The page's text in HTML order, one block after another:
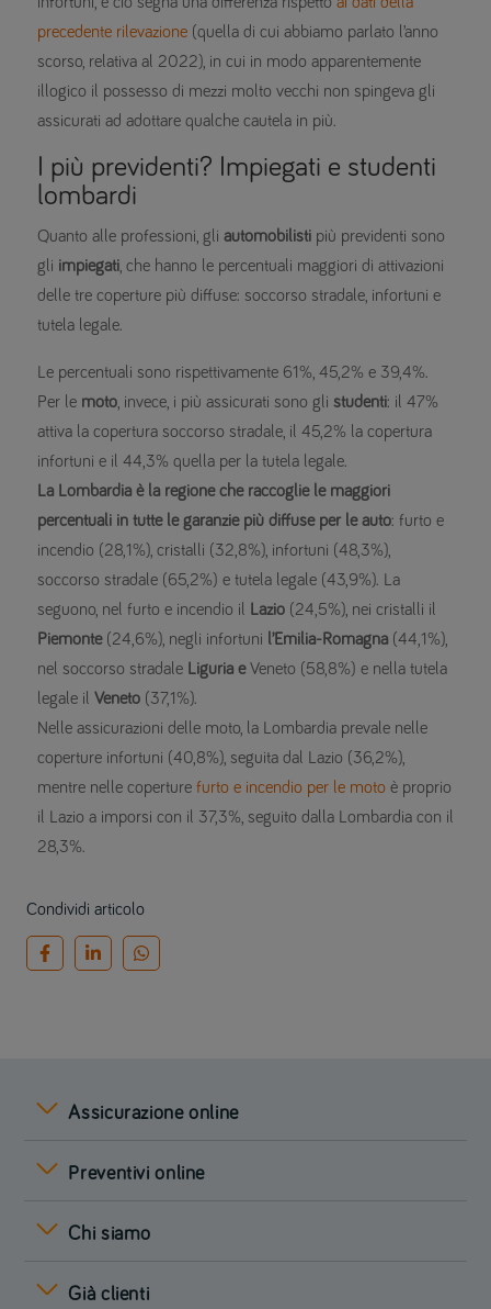
precedente rilevazione (quella di cui abbiamo parlato l’anno
scorso, relativa al 2022), in cui in modo apparentemente
illogico il possesso di mezzi molto vecchi non spingeva gli
assicurati ad adottare qualche cautela in più.
I più previdenti? Impiegati e studenti
lombardi
Quanto alle professioni, gli automobilisti più previdenti sono
gli impiegati , che hanno le percentuali maggiori di attivazioni
delle tre coperture più diffuse: soccorso stradale, infortuni e
tutela legale.
Le percentuali sono rispettivamente 61%, 45,2% e 39,4%.
Per le moto , invece, i più assicurati sono gli studenti: il 47%
attiva la copertura soccorso stradale, il 45,2% la copertura
infortuni e il 44,3% quella per la tutela legale.
La Lombardia è la regione che raccoglie le maggiori
percentuali in tutte le garanzie più diffuse per le auto: furto e
incendio (28,1%), cristalli (32,8%), infortuni (48,3%),
soccorso stradale (65,2%) e tutela legale (43,9%). La
seguono, nel furto e incendio il
Lazio (24,5%), nei cristalli il
Piemonte(24,6%), negli infortuni l’Emilia-Romagna (44,1%),
nel soccorso stradale Liguria eVeneto (58,8%) e nella tutela
legale il Veneto (37,1%).
Nelle assicurazioni delle moto, la Lombardia prevale nelle
coperture infortuni (40,8%), seguita dal Lazio (36,2%),
mentre nelle coperture furto e incendio per le moto è proprio
il Lazio a imporsi con il 37,3%, seguito dalla Lombardia con il
28,3%.
Condividi articolo
Assicurazione online
Preventivi online
Chi siamo
Già clienti